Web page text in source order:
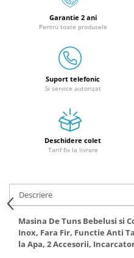
Mori pentru cereale
Mori pentru fructe si legume
Mori pentru furaje si resturi
Motoare granulatoare
Tocatoare furaje si crengi
Tocatoare furaje
Consumabile si acesorii
Motocoase, Trimmere si
tuns gazon
Motocositori cu motoare 2T
Trimmere electrice
Masini de tuns gazon pe
Garantie 2 ani
Pentru toate produsele
Suport telefonic
Si service autorizat
Deschidere colet
Tarif fix la livrare
Descriere
Masina De Tuns Bebelusi si
Inox, Fara Fir, Functie Anti
la Apa, 2 Accesorii,